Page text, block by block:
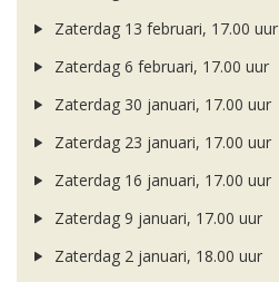
Zaterdag 13 februari, 17.00 uur
Zaterdag 6 februari, 17.00 uur
Zaterdag 30 januari, 17.00 uur
Zaterdag 23 januari, 17.00 uur
Zaterdag 16 januari, 17.00 uur
Zaterdag 9 januari, 17.00 uur
Zaterdag 2 januari, 18.00 uur